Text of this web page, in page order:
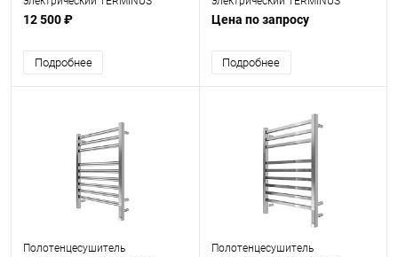
Виктория П 7 450х750
12 500 ₽
Подробнее
Аврора П8 300х850
Цена по запросу
Подробнее
Полотенцесушитель
Полотенцесушитель